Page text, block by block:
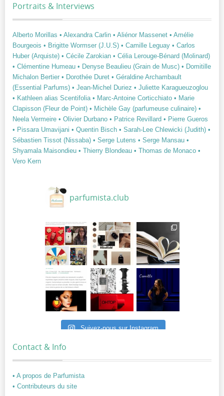
Portraits & Interviews
Alberto Morillas • Alexandra Carlin • Aliénor Massenet • Amélie
Bourgeois • Brigitte Wormser (J.U.S) • Camille Leguay • Carlos
Huber (Arquiste) • Cécile Zarokian • Célia Lerouge-Bénard (Molinard)
• Clémentine Humeau • Denyse Beaulieu (Grain de Musc) • Domitille
Michalon Bertier • Dorothée Duret • Géraldine Archambault
(Essential Parfums) • Jean-Michel Duriez • Juliette Karagueuzoglou
• Kathleen alias Scentifolia • Marc-Antoine Corticchiato • Marie
Clapisson (Fleur de Point) • Michèle Gay (parfumeuse culinaire) •
Neela Vermeire • Olivier Durbano • Patrice Revillard • Pierre Gueros
• Pissara Umavijani • Quentin Bisch • Sarah-Lee Chlewicki (Judith) •
Sébastien Tissot (Nissaba) • Serge Lutens • Serge Mansau •
Shyamala Maisondieu • Thierry Blondeau • Thomas de Monaco •
Vero Kern
parfumista.club
Suivez-nous sur Instagram
Contact & Info
• A propos de Parfumista
• Contributeurs du site